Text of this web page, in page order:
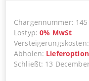
Chargennummer: 145
Lostyp:0% MwSt
Versteigerungskosten:
Abholen:
Schließt: 13